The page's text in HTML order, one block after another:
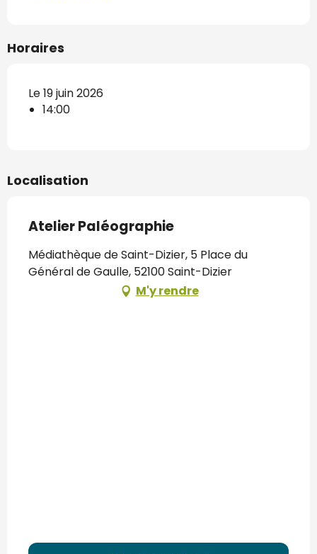
Horaires
Le 19 juin 2026
14:00
Localisation
Atelier Paléographie
Médiathèque de Saint-Dizier, 5 Place du
Général de Gaulle, 52100 Saint-Dizier
M'y rendre